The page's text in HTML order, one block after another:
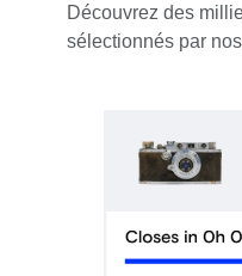
Découvrez des
sélectionnés par